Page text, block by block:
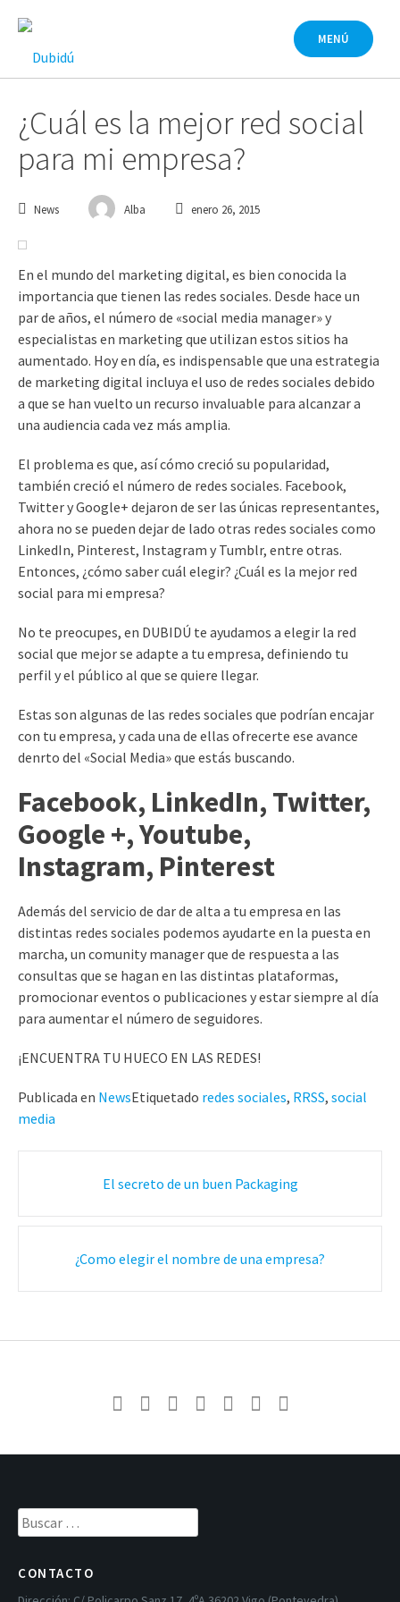
contenido
MENÚ
¿Cuál es la mejor red social
para mi empresa?
News Alba enero 26, 2015
En el mundo del marketing digital, es bien conocida la
importancia que tienen las redes sociales. Desde hace un
par de años, el número de «social media manager» y
especialistas en marketing que utilizan estos sitios ha
aumentado. Hoy en día, es indispensable que una estrategia
de marketing digital incluya el uso de redes sociales debido
a que se han vuelto un recurso invaluable para alcanzar a
una audiencia cada vez más amplia.
El problema es que, así cómo creció su popularidad,
también creció el número de redes sociales. Facebook,
Twitter y Google+ dejaron de ser las únicas representantes,
ahora no se pueden dejar de lado otras redes sociales como
LinkedIn, Pinterest, Instagram y Tumblr, entre otras.
Entonces, ¿cómo saber cuál elegir? ¿Cuál es la mejor red
social para mi empresa?
No te preocupes, en DUBIDÚ te ayudamos a elegir la red
social que mejor se adapte a tu empresa, definiendo tu
perfil y el público al que se quiere llegar.
Estas son algunas de las redes sociales que podrían encajar
con tu empresa, y cada una de ellas ofrecerte ese avance
denrto del «Social Media» que estás buscando.
Facebook, LinkedIn, Twitter,
Google +, Youtube,
Instagram, Pinterest
Además del servicio de dar de alta a tu empresa en las
distintas redes sociales podemos ayudarte en la puesta en
marcha, un comunity manager que de respuesta a las
consultas que se hagan en las distintas plataformas,
promocionar eventos o publicaciones y estar siempre al día
para aumentar el número de seguidores.
¡ENCUENTRA TU HUECO EN LAS REDES!
Publicada en NewsEtiquetado redes sociales, RRSS, social
media
correos
El secreto de un buen Packaging
¿Como elegir el nombre de una empresa?
Buscar:
CONTACTO